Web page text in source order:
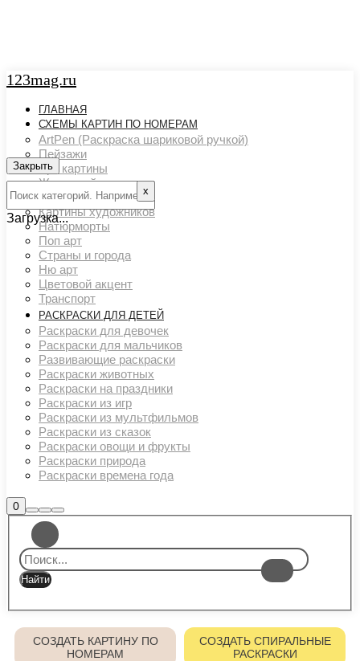
123mag.ru
ГЛАВНАЯ
СХЕМЫ КАРТИН ПО НОМЕРАМ
ArtPen (Раскраска шариковой ручкой)
Пейзажи
Арт картины
Животный мир
Люди
Картины художников
Натюрморты
Поп арт
Страны и города
Ню арт
Цветовой акцент
Транспорт
РАСКРАСКИ ДЛЯ ДЕТЕЙ
Раскраски для девочек
Раскраски для мальчиков
Развивающие раскраски
Раскраски животных
Раскраски на праздники
Раскраски из игр
Раскраски из мультфильмов
Раскраски из сказок
Раскраски овощи и фрукты
Раскраски природа
Раскраски времена года
0Боковая
панель
магазина
Найти
Больше
информации
Главное
меню
СОЗДАТЬ КАРТИНУ ПО
НОМЕРАМ
СОЗДАТЬ СПИРАЛЬНЫЕ
РАСКРАСКИ
Закрыть
х
Загрузка...